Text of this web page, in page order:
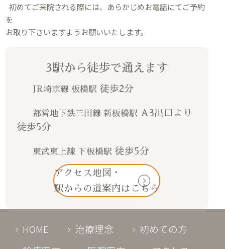
初めてご来院される際には、あらかじめお電話にてご予約
を
お取り下さいますようお願いいたします。
3駅から徒歩で通えます
JR埼京線 板橋駅 徒歩2分
都営地下鉄三田線 新板橋駅 A3出口より
徒歩5分
東武東上線 下板橋駅 徒歩5分
アクセス地図・
駅からの道案内はこちら
HOME 治療理念
初めての方